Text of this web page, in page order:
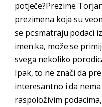
potječe?Prezime
prezimena koja su
se posmatraju podaci
imenika, može se
svega nekoliko
Ipak, to ne znači da
interesantno i da
raspoloživim